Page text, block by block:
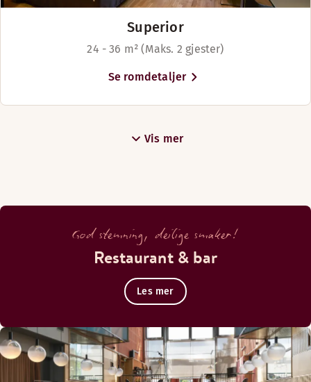
Superior
24 - 36 m² (Maks. 2 gjester)
Se romdetaljer
Vis mer
God stemning, deilige smaker!
Restaurant & bar
Les mer